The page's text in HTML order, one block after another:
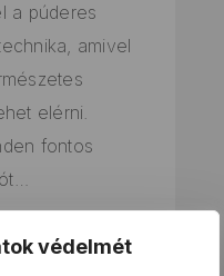
a púderes
amivel
elérni.
fontos
védelmét